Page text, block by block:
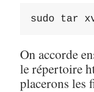
sudo tar
On accorde
le répertoire
placerons les